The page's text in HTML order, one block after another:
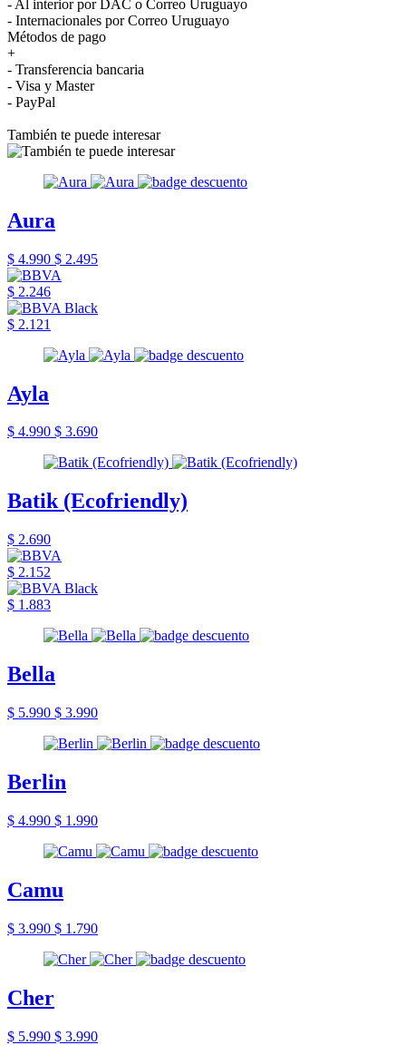
- Al interior por DAC o Correo Uruguayo
- Internacionales por Correo Uruguayo
Métodos de pago
+
- Transferencia bancaria
- Visa y Master
- PayPal
También te puede interesar
Aura
$ 4.990 $ 2.495
$ 2.246
$ 2.121
Ayla
$ 4.990 $ 3.690
Batik (Ecofriendly)
$ 2.690
$ 2.152
$ 1.883
Bella
$ 5.990 $ 3.990
Berlin
$ 4.990 $ 1.990
Camu
$ 3.990 $ 1.790
Cher
$ 5.990 $ 3.990